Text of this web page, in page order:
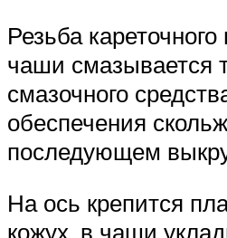
Резьба
чаши смазывается
смазочного
обеспечения
последующем
На ось крепится
кожух, в чаши